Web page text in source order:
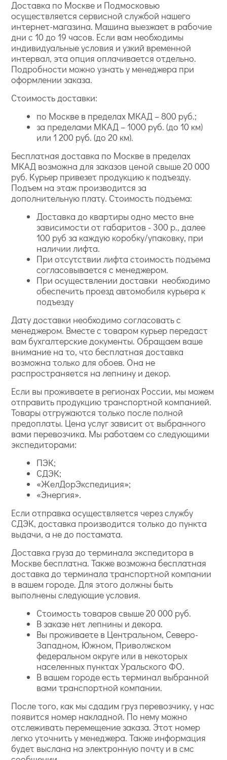
Доставка по Москве и Подмосковью
осуществляется сервисной службой нашего
интернет-магазина. Машина выезжает в рабочие
дни с 10 до 19 часов. Если вам необходимы
индивидуальные условия и узкий временной
интервал, эта опция оплачивается отдельно.
Подробности можно узнать у менеджера при
оформлении заказа.
Стоимость доставки:
по Москве в пределах МКАД – 800 руб.;
за пределами МКАД – 1000 руб. (до 10 км)
или 1 200 руб. (до 20 км).
Бесплатная доставка по Москве в пределах
МКАД возможна для заказов ценой свыше 20 000
руб. Курьер привезет продукцию к подъезду.
Подъем на этаж производится за
дополнительную плату. Стоимость подъема:
Доставка до квартиры одно место вне
зависимости от габаритов - 300 р., далее
100 руб за каждую коробку/упаковку, при
наличии лифта.
При отсутствии лифта стоимость подъема
согласовывается с менеджером.
При осуществлении доставки необходимо
обеспечить проезд автомобиля курьера к
подъезду
Дату доставки необходимо согласовать с
менеджером. Вместе с товаром курьер передаст
вам бухгалтерские документы. Обращаем ваше
внимание на то, что бесплатная доставка
возможна только для обоев. Она не
распространяется на лепнину и декор.
Если вы проживаете в регионах России, мы можем
отправить продукцию транспортной компанией.
Товары отгружаются только после полной
предоплаты. Цена услуг зависит от выбранного
вами перевозчика. Мы работаем со следующими
экспедиторами:
ПЭК;
СДЭК;
«ЖелДорЭкспедиция»;
«Энергия».
Если отправка осуществляется через службу
СДЭК, доставка производится только до пункта
выдачи, а не до постамата.
Доставка груза до терминала экспедитора в
Москве бесплатна. Также возможна бесплатная
доставка до терминала транспортной компании
в вашем городе. Для этого должны быть
выполнены следующие условия.
Стоимость товаров свыше 20 000 руб.
В заказе нет лепнины и декора.
Вы проживаете в Центральном, Северо-
Западном, Южном, Приволжском
федеральном округе или в некоторых
населенных пунктах Уральского ФО.
В вашем городе есть терминал выбранной
вами транспортной компании.
После того, как мы сдадим груз перевозчику, у нас
появится номер накладной. По нему можно
отслеживать перемещение заказа. Этот номер
легко уточнить у менеджера. Также информация
будет выслана на электронную почту и в смс